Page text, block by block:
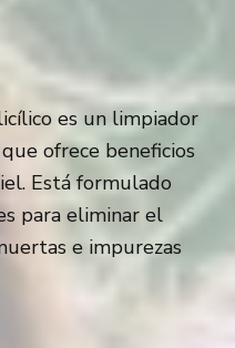
es un limpiador
ofrece beneficios
Está formulado
para eliminar el
e impurezas